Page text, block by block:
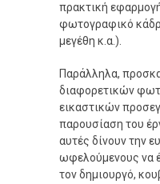
πρακτική
φωτογραφικό
μεγέθη κ.α.).
Παράλληλα,
διαφορετικών
εικαστικών
παρουσίαση του
αυτές δίνουν την
ωφελούμενους να
τον δημιουργό,